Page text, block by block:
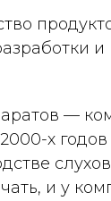
—
х годов
и у